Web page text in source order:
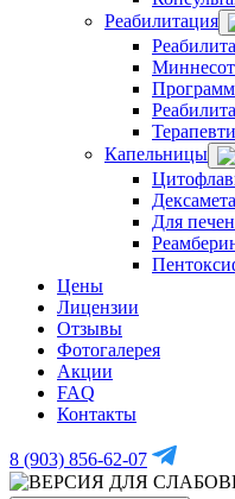
Реабилитация
Капельницы
Для
Цены
Лицензии
Отзывы
Фотогалерея
Акции
FAQ
Контакты
8 (903) 856-62-07